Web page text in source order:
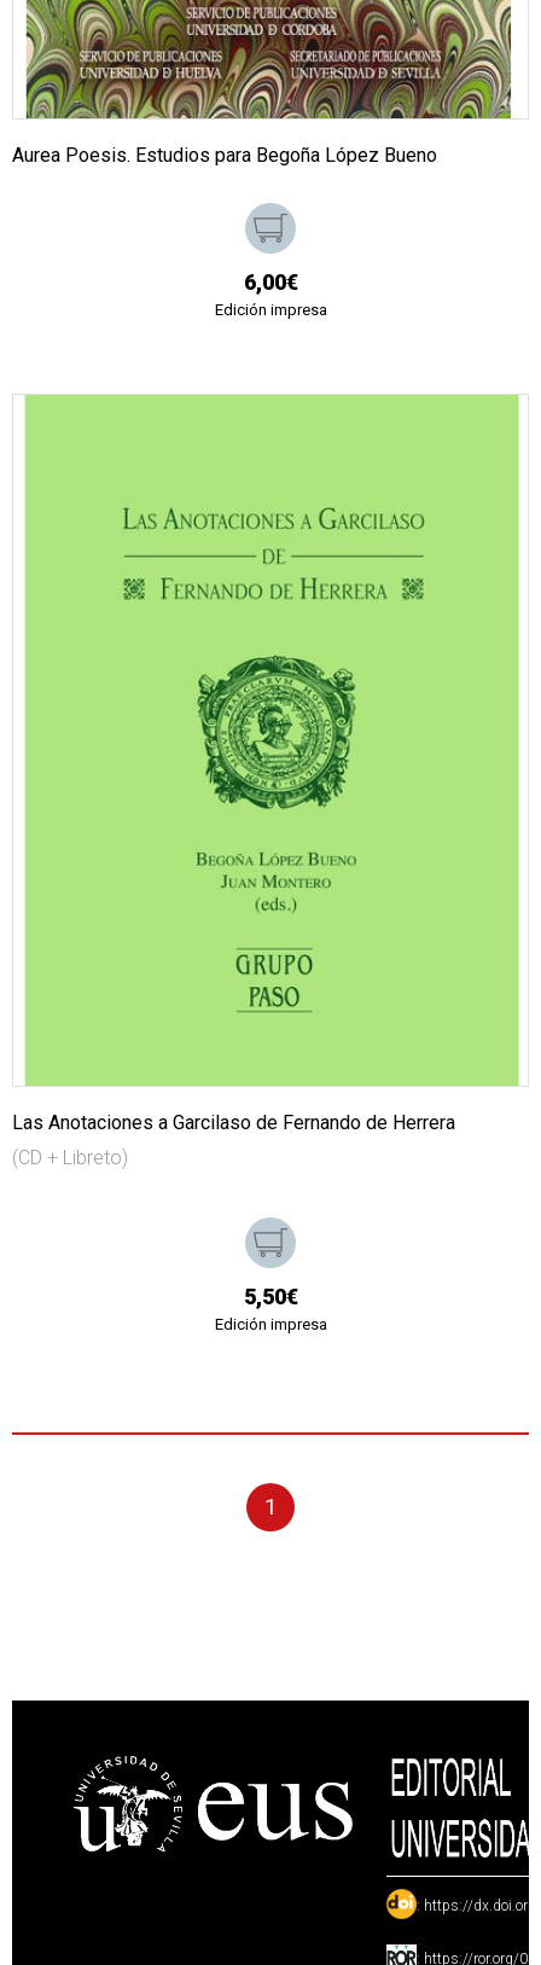
Aurea Poesis. Estudios para Begoña López Bueno
6,00€
Edición impresa
Las Anotaciones a Garcilaso de Fernando de Herrera
(CD + Libreto)
5,50€
Edición impresa
1
: https://
: https://ror.org/